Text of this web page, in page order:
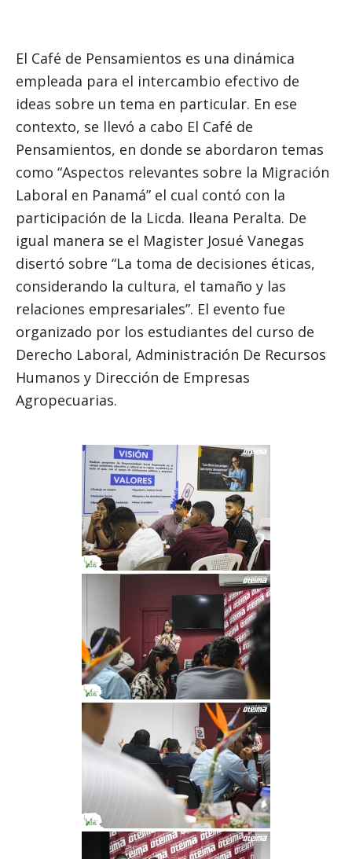
El Café de Pensamientos es una dinámica
empleada para el intercambio efectivo de
ideas sobre un tema en particular. En ese
contexto, se llevó a cabo El Café de
Pensamientos, en donde se abordaron temas
como “Aspectos relevantes sobre la Migración
Laboral en Panamá” el cual contó con la
participación de la Licda. Ileana Peralta. De
igual manera se el Magister Josué Vanegas
disertó sobre “La toma de decisiones éticas,
considerando la cultura, el tamaño y las
relaciones empresariales”. El evento fue
organizado por los estudiantes del curso de
Derecho Laboral, Administración De Recursos
Humanos y Dirección de Empresas
Agropecuarias.